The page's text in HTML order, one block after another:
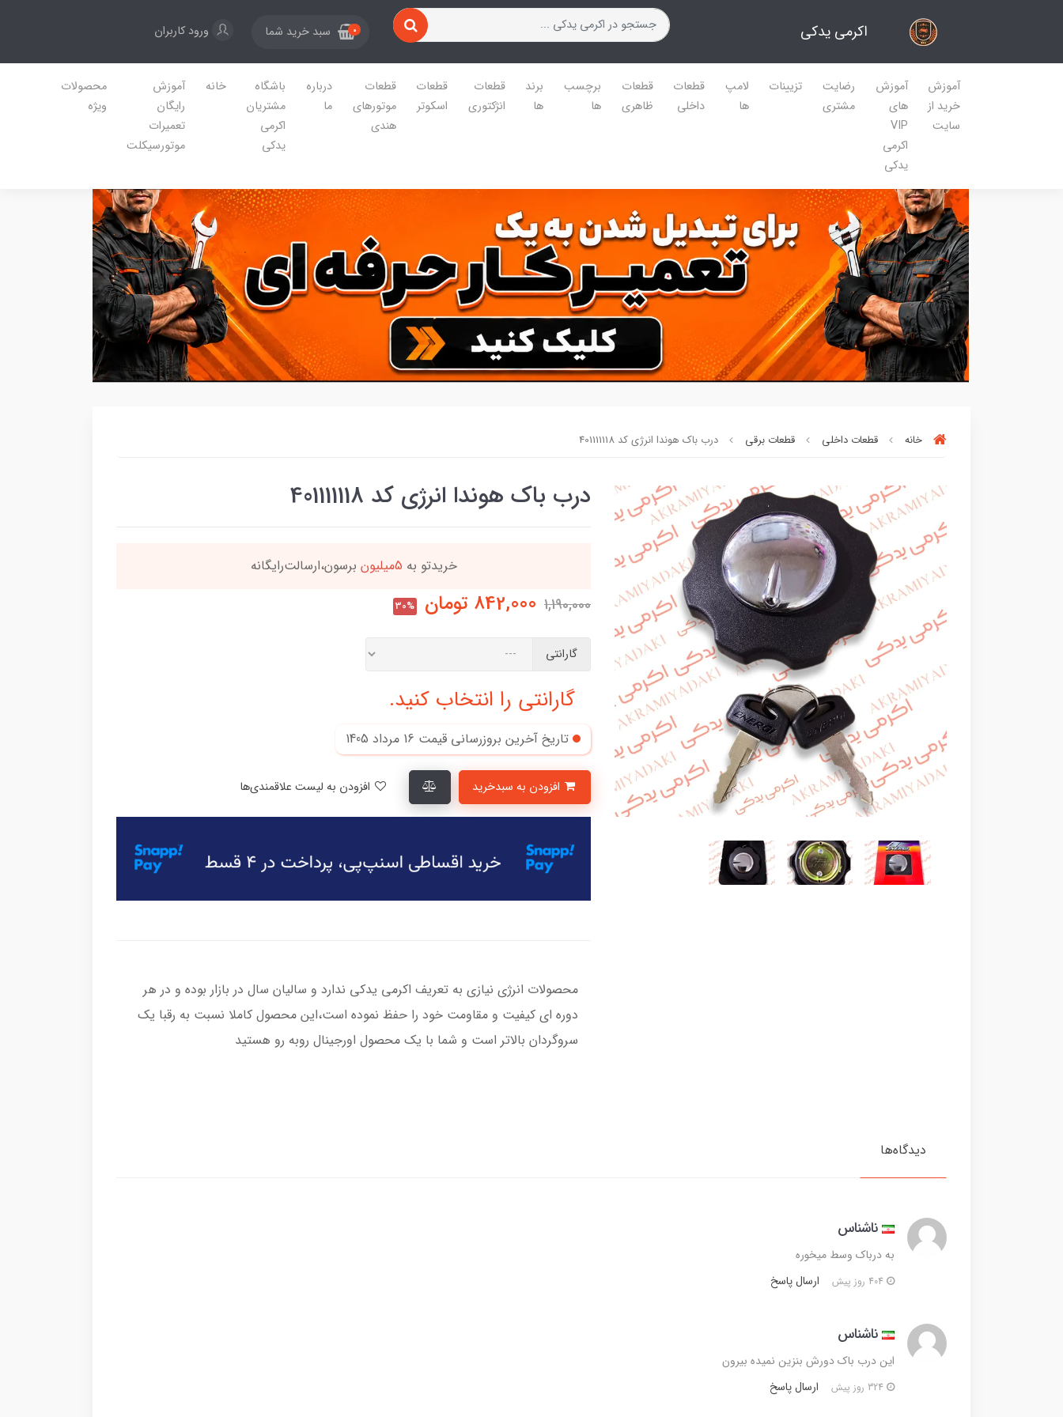
اکرمی یدکی 0 سبد خرید شما ورود کاربران
آموزش
خرید از
سایت
آموزش
های
VIP
اکرمی
یدکی
رضایت
مشتری
تزیینات
لامپ
ها
قطعات
داخلی
قطعات
ظاهری
برچسب
ها
برند
ها
قطعات
انژکتوری
قطعات
اسکوتر
قطعات
موتورهای
هندی
درباره
ما
باشگاه
مشتریان
اکرمی
یدکی
خانه
آموزش
رایگان
تعمیرات
موتورسیکلت
محصولات
ویژه
خانه قطعات داخلی قطعات برقی درب باک هوندا انرژی کد 401111118
درب باک هوندا انرژی کد 401111118
بسته ها سرموقع(بدون‌تاخیر) ارسال میگردد خریدتو به 5میلیون برسون،ارسالت‌رایگانه
1,190,000
842,000 تومان 30%
گارانتی
گارانتی را انتخاب کنید.
تاریخ آخرین بروزرسانی قیمت 16 مرداد 1405
محصولات انرژی نیازی به تعریف اکرمی یدکی ندارد و سالیان سال در بازار بوده و در هر
دوره ای کیفیت و مقاومت خود را حفظ نموده است،این محصول کاملا نسبت به رقبا یک
سروگردان بالاتر است و شما با یک محصول اورجینال روبه رو هستید
دیدگاه‌ها
ناشناس
به درباک وسط میخوره
ارسال پاسخ
ناشناس
این درب باک دورش بنزین نمیده بیرون
ارسال پاسخ